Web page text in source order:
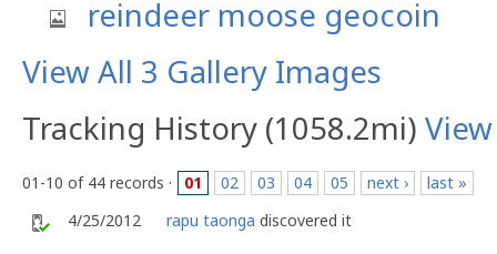
reindeer moose geocoin
View All 3 Gallery Images
Tracking History (1058.2mi)
01-10 of 44 records · 01 02 03 04 05 next ›
last »
4/25/2012
rapu taonga discovered it